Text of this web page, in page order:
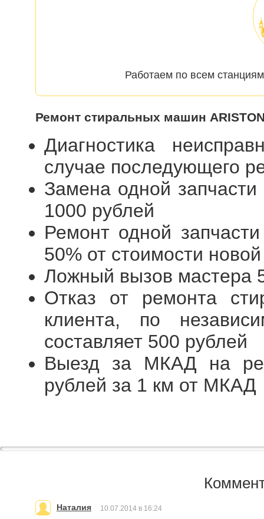
Работаем по всем
Ремонт стиральных машин
Диагностика
случае последующего
Замена одной
1000 рублей
Ремонт одной
50% от стоимости
Ложный вызов мастера
Отказ от ремонта
клиента, по
составляет 500 рублей
Выезд за МКАД на
рублей за 1 км от МКАД
Наталия 10.07.2014 в 16:24